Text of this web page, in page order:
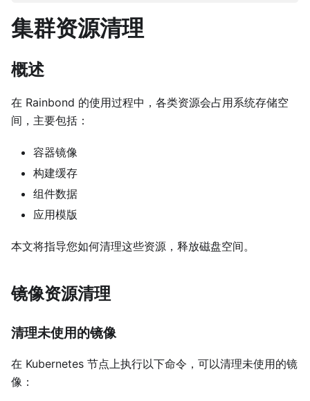
集群资源清理
概述
在 Rainbond 的使用过程中，各类资源会占用系统存储空
间，主要包括：
容器镜像
构建缓存
组件数据
应用模版
本文将指导您如何清理这些资源，释放磁盘空间。
镜像资源清理
清理未使用的镜像
在 Kubernetes 节点上执行以下命令，可以清理未使用的镜
像：